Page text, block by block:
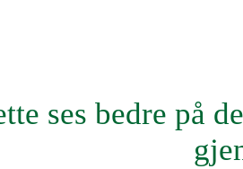
ses bedre på